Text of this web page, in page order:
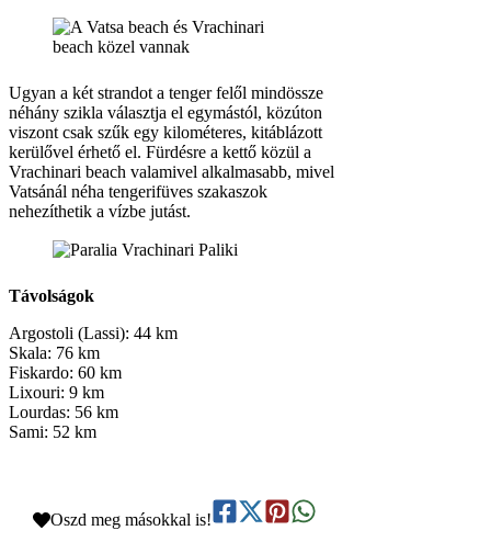
Ugyan a két strandot a tenger felől mindössze
néhány szikla választja el egymástól, közúton
viszont csak szűk egy kilométeres, kitáblázott
kerülővel érhető el. Fürdésre a kettő közül a
Vrachinari beach valamivel alkalmasabb, mivel
Vatsánál néha tengerifüves szakaszok
nehezíthetik a vízbe jutást.
Távolságok
Argostoli (Lassi): 44 km
Skala: 76 km
Fiskardo: 60 km
Lixouri: 9 km
Lourdas: 56 km
Sami: 52 km
Oszd meg másokkal is!